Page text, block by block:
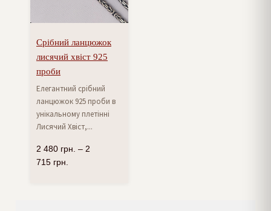
Срібний ланцюжок
лисячий хвіст 925
проби
Елегантний срібний
ланцюжок 925 проби в
унікальному плетінні
Лисячий Хвіст,...
2 480 грн. – 2
715 грн.